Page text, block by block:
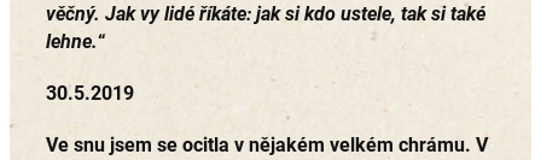
věčný. Jak vy lidé říkáte: jak si kdo ustele, tak si také
lehne.“
30.5.2019
Ve snu jsem se ocitla v nějakém velkém chrámu. V